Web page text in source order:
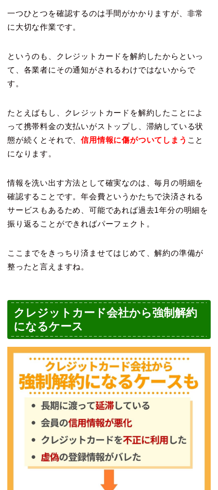
一つひとつを確認するのは手間がかかりますが、非常
に大切な作業です。
というのも、クレジットカードを解約したからといっ
て、各業者にその通知がされるわけではないからで
す。
たとえばもし、クレジットカードを解約したことによ
って携帯料金の支払いがストップし、滞納している状
態が続くとそれで、信用情報に傷がついてしまう こと
になります。
情報を洗い出す方法として確実なのは、毎月の明細を
確認することです。年会費というかたちで決済される
サービスもあるため、可能であれば過去1年分の明細を
振り返ることができればパーフェクト。
ここまでをきっちり済ませてはじめて、解約の準備が
整ったと言えますね。
クレジットカード会社から強制解約
になるケース